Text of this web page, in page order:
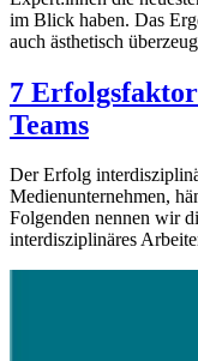
im Blick haben. Das
auch ästhetisch
7
Teams
Der Erfolg
Medienunternehmen,
Folgenden nennen wir
interdisziplinäres